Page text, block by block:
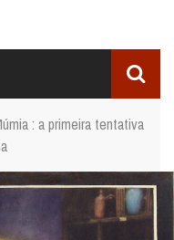
: a primeira tentativa